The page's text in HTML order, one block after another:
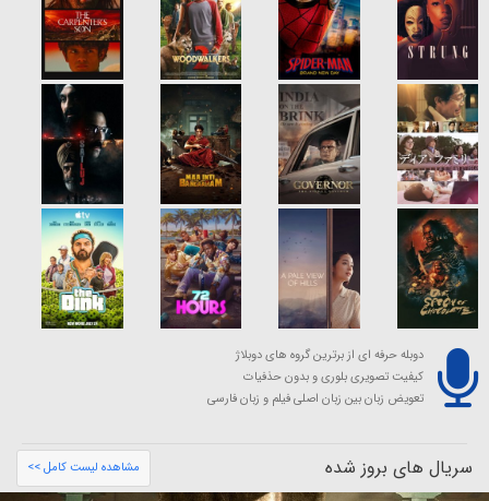
دوبله حرفه ای از برترین گروه های دوبلاژ
کیفیت تصویری بلوری و بدون حذفیات
تعویض زبان بین زبان اصلی فیلم و زبان فارسی
سریال های بروز شده مشاهده لیست کامل >>